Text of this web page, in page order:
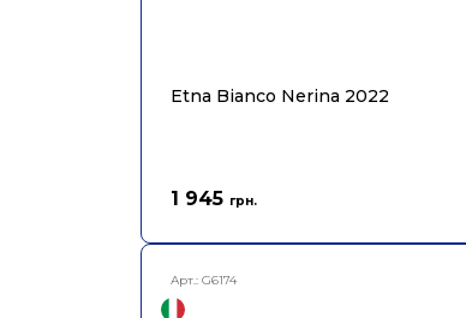
Etna Bianco Nerina 2022
1 945 грн.
Арт.: G6174